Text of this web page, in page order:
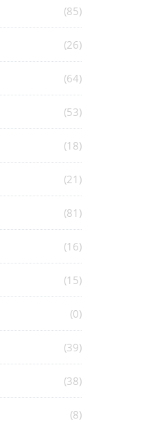
(85)
(26)
(64)
(53)
(18)
(21)
(81)
(16)
(15)
(0)
(39)
(38)
(8)